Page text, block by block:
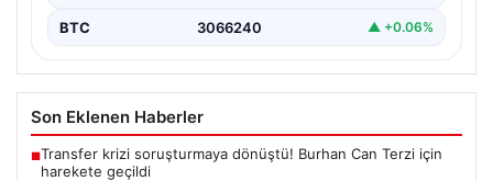
BTC 3066240 ▲ +0.06%
Son Eklenen Haberler
■Transfer krizi soruşturmaya dönüştü! Burhan Can Terzi için
harekete geçildi